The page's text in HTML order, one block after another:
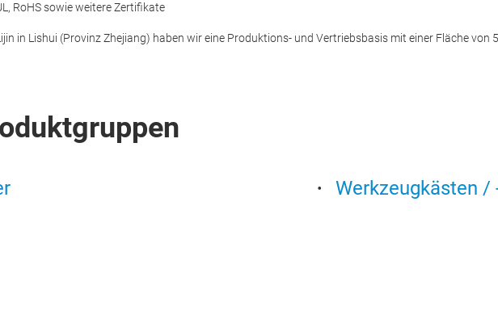
RoHS sowie weitere Zertifikate
in Lishui (Provinz Zhejiang) haben wir eine Produktions- und Vertriebsbasis mit einer Fläche von
Werkzeugkästen /